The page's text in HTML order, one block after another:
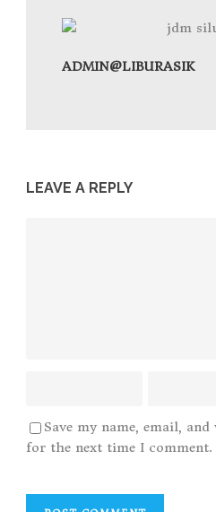
ADMIN@LIBURASIK
LEAVE A REPLY
Save my name, email,
for the next time I comment.